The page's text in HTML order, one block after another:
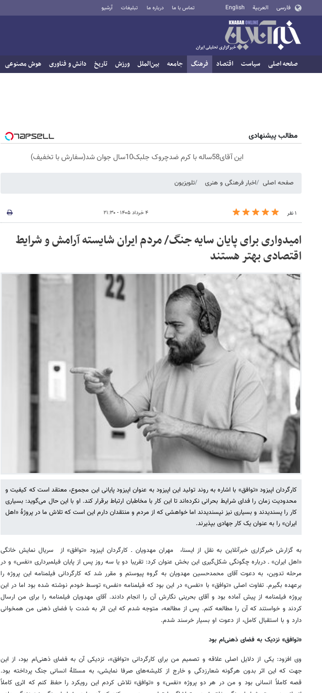
فارسی العربية English تماس با ما درباره ما تبلیغات آرشیو
صفحه اصلی سیاست اقتصاد فرهنگ جامعه بین‌الملل ورزش تاریخ دانش و فناوری هوش مصنوعی
مطالب پیشنهادی
این آقای58ساله با کرم ضدچروک جلبک10سال جوان شد(سفارش با تخفیف)
صفحه اصلی اخبار فرهنگی و هنری تلویزیون
۱ نفر ۴ خرداد ۱۴۰۵ - ۲۱:۳۰
امیدواری برای پایان سایه جنگ/ مردم ایران شایسته آرامش و شرایط
اقتصادی بهتر هستند
کارگردان اپیزود «توافق» با اشاره به روند تولید این اپیزود به عنوان اپیزود پایانی این مجموع، معتقد است که کیفیت و
محدودیت زمان را فدای شرایط بحرانی نکرده‌اند تا این کار با مخاطبان ارتباط برقرار کند. او با این حال می‌گوید: بسیاری
کار را پسندیدند و بسیاری نیز نپسندیدند اما خواهشی که از مردم و منتقدان دارم این است که تلاش ما در پروژۀ «اهل
ایران» را به عنوان یک کار جهادی بپذیرند.
به گزارش خبرگزاری خبرآنلاین به نقل از ایسنا، مهران مهدویان ـ کارگردان اپیزود «توافق» از سریال نمایش خانگی
«اهل ایران» ـ درباره چگونگی شکل‌گیری این بخش عنوان کرد: تقریبا دو یا سه روز پس از پایان فیلمبرداری «نفس» و در
مرحله تدوین، به دعوت آقای محمدحسین مهدویان به گروه پیوستم و مقرر شد که کارگردانی فیلمنامه این پروژه را
برعهده بگیرم. تفاوت اصلی «توافق» با «نفس» در این بود که فیلمنامه «نفس» توسط خودم نوشته شده بود اما در این
پروژه فیلمنامه از پیش آماده بود و آقای بحرینی نگارش آن را انجام دادند. آقای مهدویان فیلمنامه را برای من ارسال
کردند و خواستند که آن را مطالعه کنم. پس از مطالعه، متوجه شدم که این اثر به شدت با فضای ذهنی من همخوانی
دارد و با استقبال کامل، از دعوت او بسیار خرسند شدم.
«توافق» نزدیک به فضای ذهنی‌ام بود
وی افزود: یکی از دلایل اصلی علاقه و تصمیم من برای کارگردانی «توافق»، نزدیکی آن به فضای ذهنی‌ام بود، از این
جهت که این اثر بدون هرگونه شعارزدگی و خارج از کلیشه‌های صرفا نمایشی، به مسئلۀ انسانی جنگ پرداخته بود.
قصه کاملاً انسانی بود و من در هر دو پروژه «نفس» و «توافق» تلاش کردم این رویکرد را حفظ کنم که اثری کاملاً